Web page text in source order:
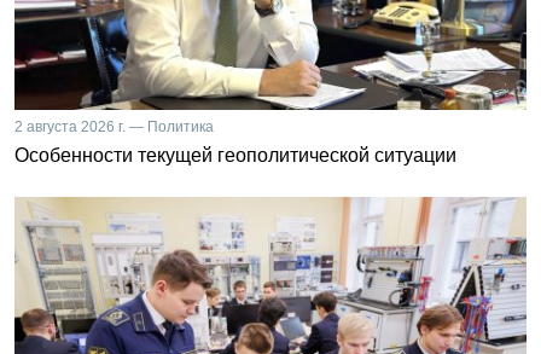
2 августа 2026 г. — Политика
Особенности текущей геополитической ситуации